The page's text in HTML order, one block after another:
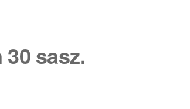
sasz.